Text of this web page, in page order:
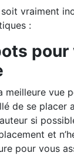
vraiment
:
pour
meilleure vue
de se placer
si
et
pour vous